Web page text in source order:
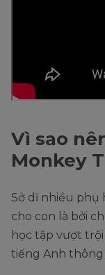
Vì sao
Monkey
Sở dĩ nhiều
cho con là bởi
học tập vượt
tiếng Anh